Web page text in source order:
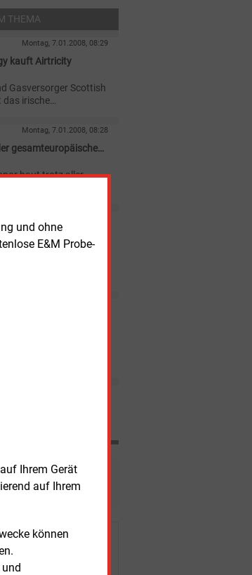
und ohne
E&M Probe-
Ihrem Gerät
auf Ihrem
können
THEMA
Montag, 7.01.2008, 08:29
kauft Airtricity
Gasversorger Scottish
das irische
Montag, 7.01.2008, 08:28
gesamteuropäische
Deutschland.
Erneuerbare